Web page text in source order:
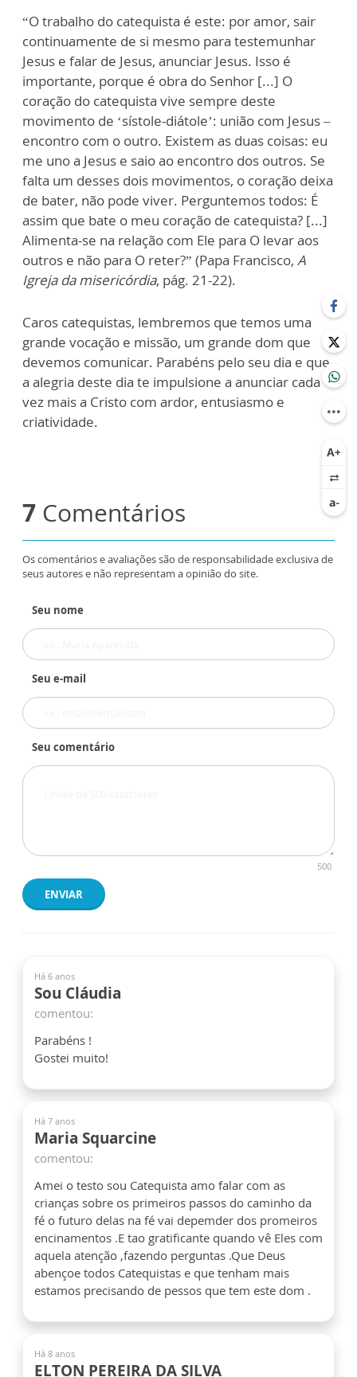
“O trabalho do catequista é este: por amor, sair
continuamente de si mesmo para testemunhar
Jesus e falar de Jesus, anunciar Jesus. Isso é
importante, porque é obra do Senhor [...] O
coração do catequista vive sempre deste
movimento de ‘sístole-diátole’: união com Jesus –
encontro com o outro. Existem as duas coisas: eu
me uno a Jesus e saio ao encontro dos outros. Se
falta um desses dois movimentos, o coração deixa
de bater, não pode viver. Perguntemos todos: É
assim que bate o meu coração de catequista? [...]
Alimenta-se na relação com Ele para O levar aos
outros e não para O reter?” (Papa Francisco, A
Igreja da misericórdia, pág. 21-22).
Caros catequistas, lembremos que temos uma
grande vocação e missão, um grande dom que
devemos comunicar. Parabéns pelo seu dia e que
a alegria deste dia te impulsione a anunciar cada
vez mais a Cristo com ardor, entusiasmo e
criatividade.
7 Comentários
Os comentários e avaliações são de responsabilidade exclusiva de
seus autores e não representam a opinião do site.
Seu nome
Seu e-mail
Seu comentário
500
ENVIAR
Há 6 anos
Sou Cláudia
comentou:
Parabéns !
Gostei muito!
Há 7 anos
Maria Squarcine
comentou:
Amei o testo sou Catequista amo falar com as
crianças sobre os primeiros passos do caminho da
fé o futuro delas na fé vai depemder dos promeiros
encinamentos .E tao gratificante quando vê Eles com
aquela atenção ,fazendo perguntas .Que Deus
abençoe todos Catequistas e que tenham mais
estamos precisando de pessos que tem este dom .
Há 8 anos
ELTON PEREIRA DA SILVA